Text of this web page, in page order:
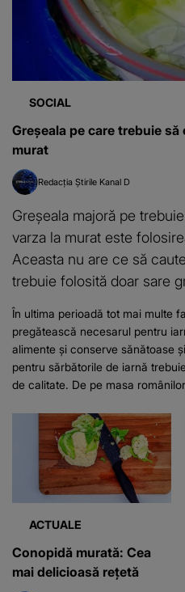
SOCIAL
Greșeala pe care trebuie
murat
Redacția Știrile Kanal D
Greșeala majoră pe
varza la murat este
Aceasta nu are ce să
trebuie folosită doar sare
În ultima perioadă tot mai multe
pregătească necesarul pentru
alimente și conserve sănătoase
pentru sărbătorile de iarnă
de calitate. De pe masa
ACTUALE
Conopidă murată: Cea
mai delicioasă reţetă